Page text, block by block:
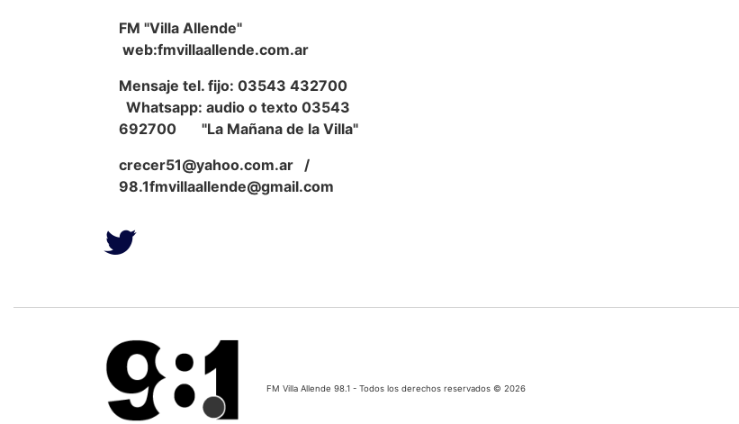
FM "Villa Allende"
web:fmvillaallende.com.ar
Mensaje tel. fijo: 03543 432700
Whatsapp: audio o texto 03543
692700 "La Mañana de la Villa"
crecer51@yahoo.com.ar /
98.1fmvillaallende@gmail.com
FM Villa Allende 98.1 - Todos los derechos reservados © 2026